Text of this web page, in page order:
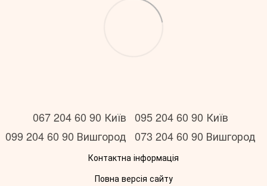
067 204 60 90 Київ 095 204 60 90 Київ
099 204 60 90 Вишгород 073 204 60 90 Вишгород
Контактна інформація
Повна версія сайту